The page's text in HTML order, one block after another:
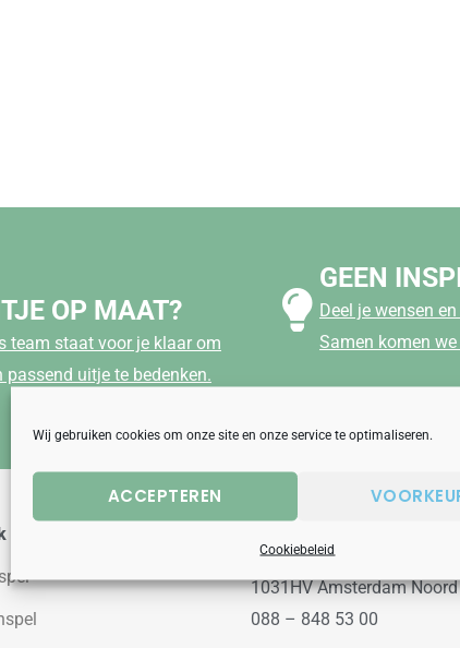
Wij gebruiken cookies om onze site en onze service te optimaliseren.
ACCEPTEREN
Cookiebeleid
OP MAAT?
team staat voor je klaar om
passend uitje te bedenken.
GEEN
Deel je wensen
Samen komen
ons aanbod
Wilgenweg 10a
1031HV Amsterdam Noord
088 – 848 53 00